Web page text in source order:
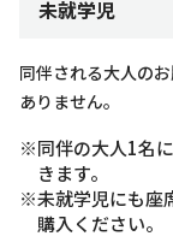
未就学児
同伴される大人の
ありません。
※同伴の大人1名
きます。
※未就学児にも座
購入ください。